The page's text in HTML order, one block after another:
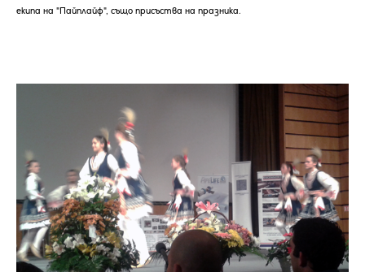
екипа на "Пайплайф", също присъства на празника.